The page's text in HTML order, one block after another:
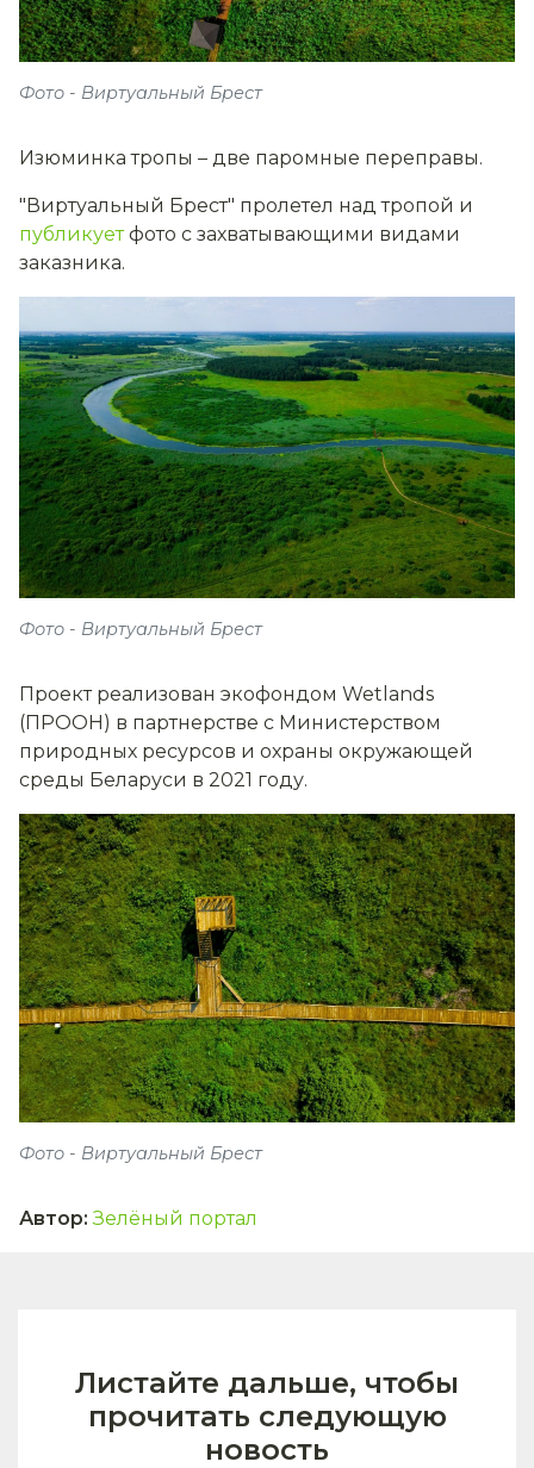
Фото - Виртуальный Брест
Изюминка тропы – две паромные переправы.
"Виртуальный Брест" пролетел над тропой и
публикуетфото с захватывающими видами
заказника.
Фото - Виртуальный Брест
Проект реализован экофондом Wetlands
(ПРООН) в партнерстве с Министерством
природных ресурсов и охраны окружающей
среды Беларуси в 2021 году.
Фото - Виртуальный Брест
Автор: Зелёный портал
Листайте дальше, чтобы
прочитать следующую
новость